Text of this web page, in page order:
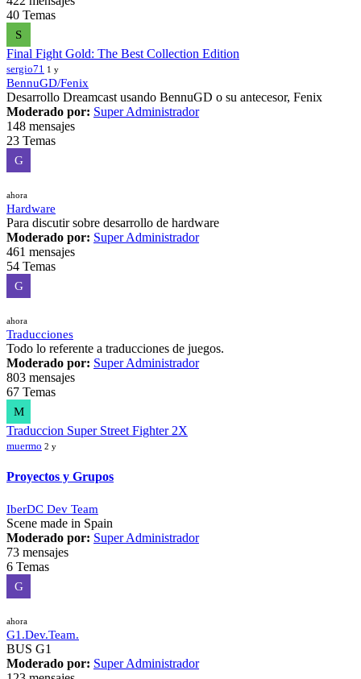
40 Temas
S
Final Fight Gold: The Best Collection Edition
sergio71 1 y
BennuGD/Fenix
Desarrollo Dreamcast usando BennuGD o su antecesor, Fenix
Moderado por: Super Administrador
148 mensajes
23 Temas
G
ahora
Hardware
Para discutir sobre desarrollo de hardware
Moderado por: Super Administrador
461 mensajes
54 Temas
G
ahora
Traducciones
Todo lo referente a traducciones de juegos.
Moderado por: Super Administrador
803 mensajes
67 Temas
M
Traduccion Super Street Fighter 2X
muermo 2 y
Proyectos y Grupos
IberDC Dev Team
Scene made in Spain
Moderado por: Super Administrador
73 mensajes
6 Temas
G
ahora
G1.Dev.Team.
BUS G1
Moderado por: Super Administrador